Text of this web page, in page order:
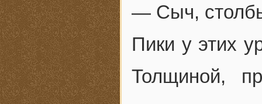
— Сыч,
Пики у этих
Толщиной,